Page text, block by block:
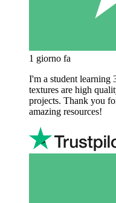
1 giorno fa
I'm a student learning
textures are high
projects. Thank you
amazing resources!